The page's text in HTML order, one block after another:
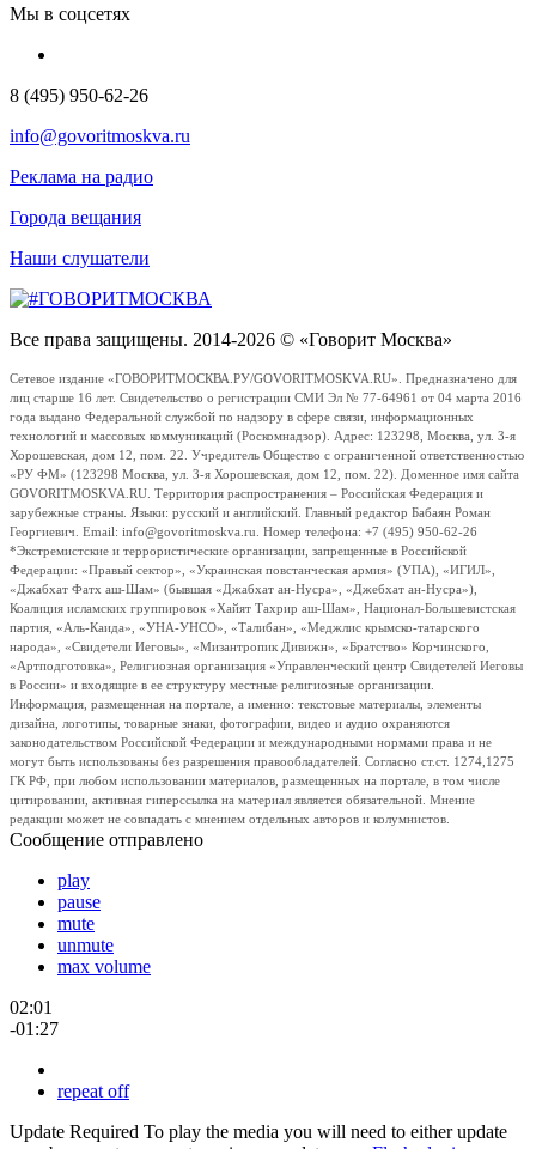
Мы в соцсетях
8 (495) 950-62-26
info@govoritmoskva.ru
Реклама на радио
Города вещания
Наши слушатели
Все права защищены. 2014-2026 © «Говорит Москва»
Сетевое издание «ГОВОРИТМОСКВА.РУ/GOVORITMOSKVA.RU». Предназначено для
лиц старше 16 лет. Свидетельство о регистрации СМИ Эл № 77-64961 от 04 марта 2016
года выдано Федеральной службой по надзору в сфере связи, информационных
технологий и массовых коммуникаций (Роскомнадзор). Адрес: 123298, Москва, ул. 3-я
Хорошевская, дом 12, пом. 22. Учредитель Общество с ограниченной ответственностью
«РУ ФМ» (123298 Москва, ул. 3-я Хорошевская, дом 12, пом. 22). Доменное имя сайта
GOVORITMOSKVA.RU. Территория распространения – Российская Федерация и
зарубежные страны. Языки: русский и английский. Главный редактор Бабаян Роман
Георгиевич. Email: info@govoritmoskva.ru. Номер телефона: +7 (495) 950-62-26
*Экстремистские и террористические организации, запрещенные в Российской
Федерации: «Правый сектор», «Украинская повстанческая армия» (УПА), «ИГИЛ»,
«Джабхат Фатх аш-Шам» (бывшая «Джабхат ан-Нусра», «Джебхат ан-Нусра»),
Коалиция исламских группировок «Хайят Тахрир аш-Шам», Национал-Большевистская
партия, «Аль-Каида», «УНА-УНСО», «Талибан», «Меджлис крымско-татарского
народа», «Свидетели Иеговы», «Мизантропик Дивижн», «Братство» Корчинского,
«Артподготовка», Религиозная организация «Управленческий центр Свидетелей Иеговы
в России» и входящие в ее структуру местные религиозные организации.
Информация, размещенная на портале, а именно: текстовые материалы, элементы
дизайна, логотипы, товарные знаки, фотографии, видео и аудио охраняются
законодательством Российской Федерации и международными нормами права и не
могут быть использованы без разрешения правообладателей. Согласно ст.ст. 1274,1275
ГК РФ, при любом использовании материалов, размещенных на портале, в том числе
цитировании, активная гиперссылка на материал является обязательной. Мнение
редакции может не совпадать с мнением отдельных авторов и колумнистов.
Сообщение отправлено
play
pause
mute
unmute
max volume
02:01
-01:27
repeat off
Update Required To play the media you will need to either update